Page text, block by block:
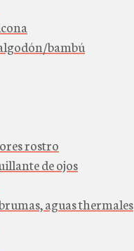
bambú
rostro
de ojos
aguas thermales